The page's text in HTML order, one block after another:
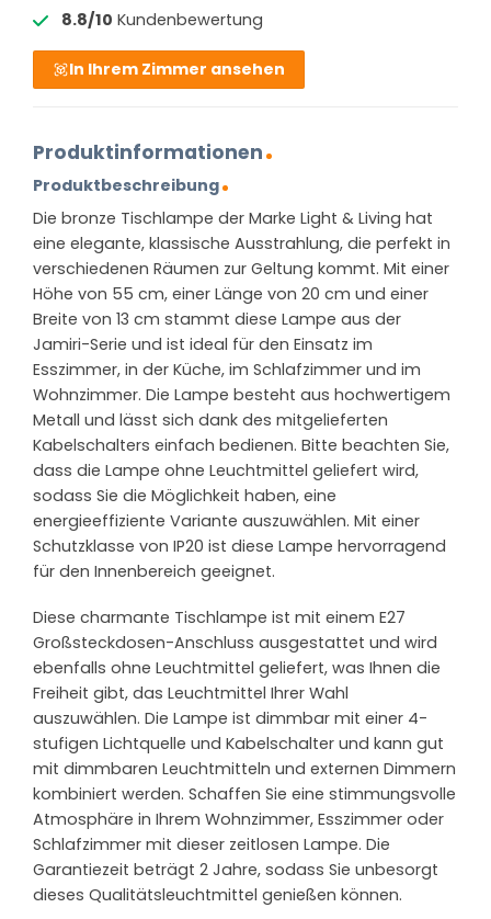
8.8/10 Kundenbewertung
In Ihrem Zimmer ansehen
Produktinformationen
Produktbeschreibung
Die bronze Tischlampe der Marke Light & Living hat
eine elegante, klassische Ausstrahlung, die perfekt in
verschiedenen Räumen zur Geltung kommt. Mit einer
Höhe von 55 cm, einer Länge von 20 cm und einer
Breite von 13 cm stammt diese Lampe aus der
Jamiri-Serie und ist ideal für den Einsatz im
Esszimmer, in der Küche, im Schlafzimmer und im
Wohnzimmer. Die Lampe besteht aus hochwertigem
Metall und lässt sich dank des mitgelieferten
Kabelschalters einfach bedienen. Bitte beachten Sie,
dass die Lampe ohne Leuchtmittel geliefert wird,
sodass Sie die Möglichkeit haben, eine
energieeffiziente Variante auszuwählen. Mit einer
Schutzklasse von IP20 ist diese Lampe hervorragend
für den Innenbereich geeignet.
Diese charmante Tischlampe ist mit einem E27
Großsteckdosen-Anschluss ausgestattet und wird
ebenfalls ohne Leuchtmittel geliefert, was Ihnen die
Freiheit gibt, das Leuchtmittel Ihrer Wahl
auszuwählen. Die Lampe ist dimmbar mit einer 4-
stufigen Lichtquelle und Kabelschalter und kann gut
mit dimmbaren Leuchtmitteln und externen Dimmern
kombiniert werden. Schaffen Sie eine stimmungsvolle
Atmosphäre in Ihrem Wohnzimmer, Esszimmer oder
Schlafzimmer mit dieser zeitlosen Lampe. Die
Garantiezeit beträgt 2 Jahre, sodass Sie unbesorgt
dieses Qualitätsleuchtmittel genießen können.